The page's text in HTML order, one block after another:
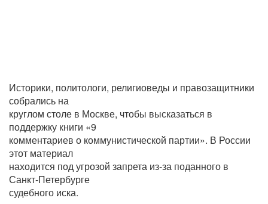
Историки, политологи, религиоведы и правозащитники
собрались на
круглом столе в Москве, чтобы высказаться в
поддержку книги «9
комментариев о коммунистической партии». В России
этот материал
находится под угрозой запрета из-за поданного в
Санкт-Петербурге
судебного иска.